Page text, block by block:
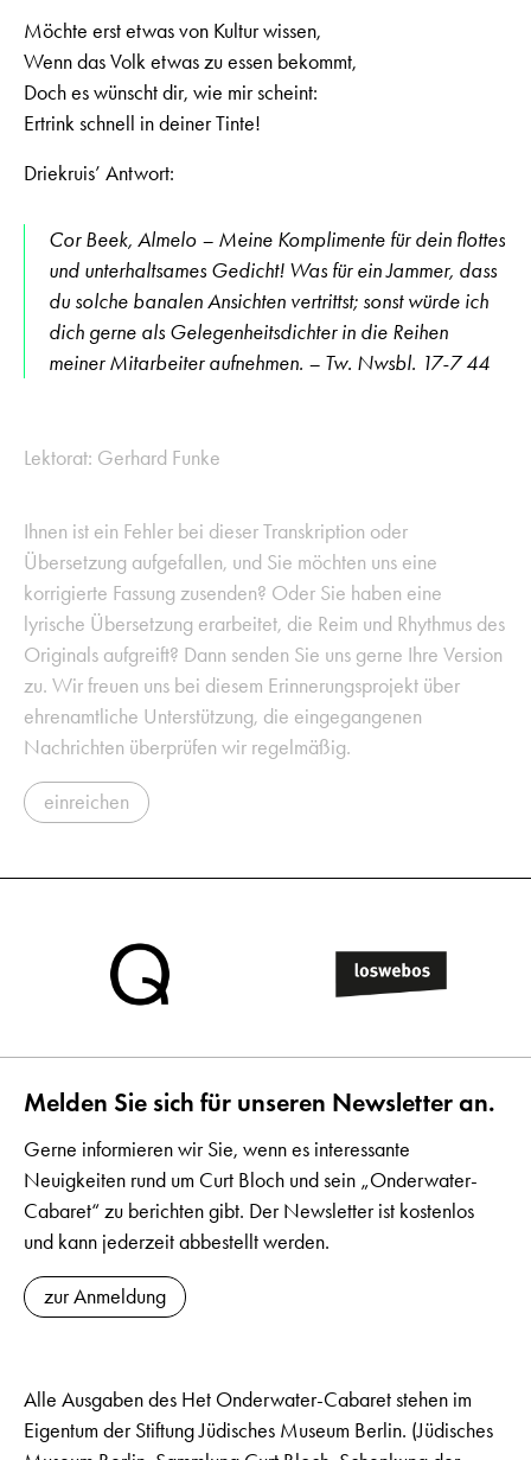
Möchte erst etwas von Kultur wissen,
Wenn das Volk etwas zu essen bekommt,
Doch es wünscht dir, wie mir scheint:
Ertrink schnell in deiner Tinte!
Driekruis’ Antwort:
Cor Beek, Almelo – Meine Komplimente für dein flottes
und unterhaltsames Gedicht! Was für ein Jammer, dass
du solche banalen Ansichten vertrittst; sonst würde ich
dich gerne als Gelegenheitsdichter in die Reihen
meiner Mitarbeiter aufnehmen. – Tw. Nwsbl. 17-7 44
Lektorat: Gerhard Funke
Ihnen ist ein Fehler bei dieser Transkription oder
Übersetzung aufgefallen, und Sie möchten uns eine
korrigierte Fassung zusenden? Oder Sie haben eine
lyrische Übersetzung erarbeitet, die Reim und Rhythmus des
Originals aufgreift? Dann senden Sie uns gerne Ihre Version
zu. Wir freuen uns bei diesem Erinnerungsprojekt über
ehrenamtliche Unterstützung, die eingegangenen
Nachrichten überprüfen wir regelmäßig.
einreichen
Melden Sie sich für unseren Newsletter an.
Gerne informieren wir Sie, wenn es interessante
Neuigkeiten rund um Curt Bloch und sein „Onderwater-
Cabaret“ zu berichten gibt. Der Newsletter ist kostenlos
und kann jederzeit abbestellt werden.
zur Anmeldung
Alle Ausgaben des Het Onderwater-Cabaret stehen im
Eigentum der Stiftung Jüdisches Museum Berlin. (Jüdisches